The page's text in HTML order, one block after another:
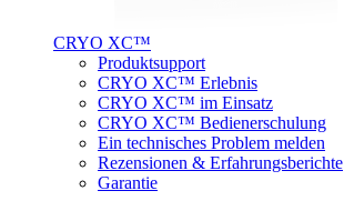
CRYO XC™
Produktsupport
CRYO XC™ Erlebnis
CRYO XC™ im Einsatz
CRYO XC™ Bedienerschulung
Ein technisches Problem melden
Rezensionen & Erfahrungsberichte
Garantie